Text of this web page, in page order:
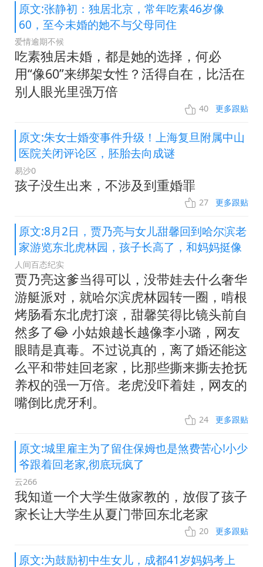
原文:张静初：独居北京，常年吃素46岁像
60，至今未婚的她不与父母同住
爱情逾期不候
吃素独居未婚，都是她的选择，何必
用“像60”来绑架女性？活得自在，比活在
别人眼光里强万倍
40 更多跟贴
原文:朱女士婚变事件升级！上海复旦附属中山
医院关闭评论区，胚胎去向成谜
易沙0
孩子没生出来，不涉及到重婚罪
27 更多跟贴
原文:8月2日，贾乃亮与女儿甜馨回到哈尔滨老
家游览东北虎林园，孩子长高了，和妈妈挺像
人间百态纪实
贾乃亮这爹当得可以，没带娃去什么奢华
游艇派对，就哈尔滨虎林园转一圈，啃根
烤肠看东北虎打滚，甜馨笑得比镜头前自
然多了😂 小姑娘越长越像李小璐，网友
眼睛是真毒。不过说真的，离了婚还能这
么平和带娃回老家，比那些撕来撕去抢抚
养权的强一万倍。老虎没吓着娃，网友的
嘴倒比虎牙利。
24 更多跟贴
原文:城里雇主为了留住保姆也是煞费苦心!小少
爷跟着回老家,彻底玩疯了
云266
我知道一个大学生做家教的，放假了孩子
家长让大学生从夏门带回东北老家
20 更多跟贴
原文:为鼓励初中生女儿，成都41岁妈妈考上